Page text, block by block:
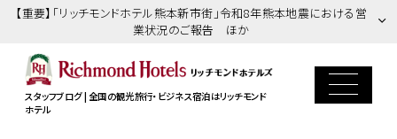
【重要】「リッチモンドホテル熊本新市街」令和8年熊本地震における営
業状況のご報告 ほか
スタッフブログ | 全国の観光旅行・ビジネス宿泊はリッチモンド
ホテル